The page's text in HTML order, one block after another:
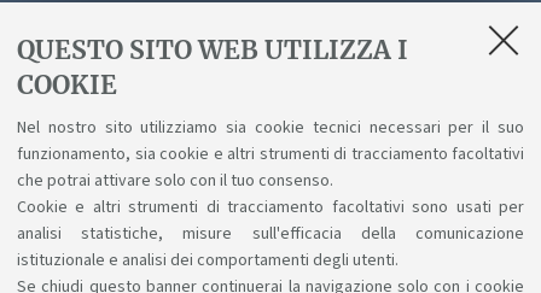
QUESTO SITO WEB UTILIZZA I
COOKIE
Nel nostro sito utilizziamo sia cookie tecnici necessari per il suo
funzionamento, sia cookie e altri strumenti di tracciamento facoltativi
che potrai attivare solo con il tuo consenso.
Cookie e altri strumenti di tracciamento facoltativi sono usati per
analisi statistiche, misure sull'efficacia della comunicazione
istituzionale e analisi dei comportamenti degli utenti.
Se chiudi questo banner continuerai la navigazione solo con i cookie
OFA dell'A.A. 2024/2025
Pubblicato il 09 settembre 2024
Puoi trovarlo nella pagina "Studiare"